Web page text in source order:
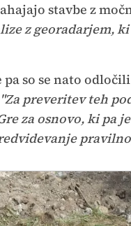
stavbe z
z georadarjem,
so se nato
"Za preveritev teh
za osnovo, ki pa